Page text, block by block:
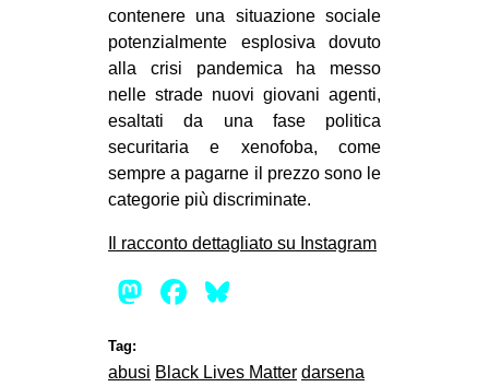
contenere una situazione sociale
potenzialmente esplosiva dovuto
alla crisi pandemica ha messo
nelle strade nuovi giovani agenti,
esaltati da una fase politica
securitaria e xenofoba, come
sempre a pagarne il prezzo sono le
categorie più discriminate.
Il racconto dettagliato su Instagram
Mastodon
Facebook
Tag:
abusi Black Lives Matter darsena